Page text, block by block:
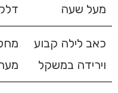
מעל שעה
כאב לילה קבוע
וירידה במשקל